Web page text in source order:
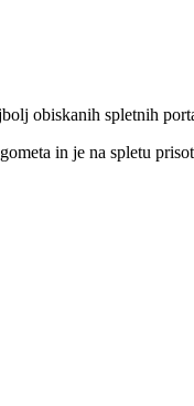
obiskanih spletnih
in je na spletu